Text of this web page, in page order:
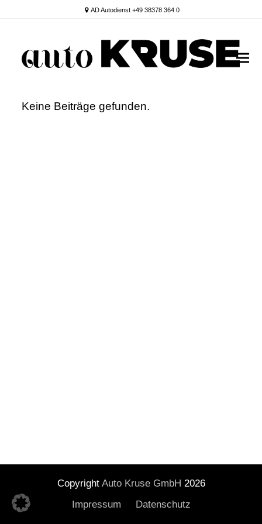
AD Autodienst +49 38378 364 0
Keine Beiträge gefunden.
Copyright Auto Kruse GmbH 2026
Impressum
Datenschutz